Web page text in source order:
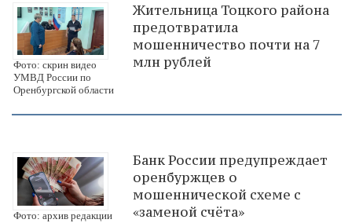
Фото: скрин видео
УМВД России по
Оренбургской области
Жительница Тоцкого района
предотвратила
мошенничество почти на 7
млн рублей
Фото: архив редакции
Банк России предупреждает
оренбуржцев о
мошеннической схеме с
«заменой счёта»